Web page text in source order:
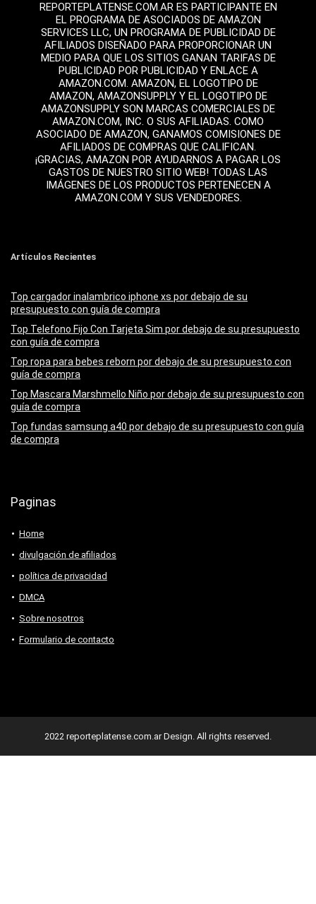
REPORTEPLATENSE.COM.AR ES PARTICIPANTE EN
EL PROGRAMA DE ASOCIADOS DE AMAZON
SERVICES LLC, UN PROGRAMA DE PUBLICIDAD DE
AFILIADOS DISEÑADO PARA PROPORCIONAR UN
MEDIO PARA QUE LOS SITIOS GANAN TARIFAS DE
PUBLICIDAD POR PUBLICIDAD Y ENLACE A
AMAZON.COM. AMAZON, EL LOGOTIPO DE
AMAZON, AMAZONSUPPLY Y EL LOGOTIPO DE
AMAZONSUPPLY SON MARCAS COMERCIALES DE
AMAZON.COM, INC. O SUS AFILIADAS. COMO
ASOCIADO DE AMAZON, GANAMOS COMISIONES DE
AFILIADOS DE COMPRAS QUE CALIFICAN.
¡GRACIAS, AMAZON POR AYUDARNOS A PAGAR LOS
GASTOS DE NUESTRO SITIO WEB! TODAS LAS
IMÁGENES DE LOS PRODUCTOS PERTENECEN A
AMAZON.COM Y SUS VENDEDORES.
Artículos Recientes
Top cargador inalambrico iphone xs por debajo de su
presupuesto con guía de compra
Top Telefono Fijo Con Tarjeta Sim por debajo de su presupuesto
con guía de compra
Top ropa para bebes reborn por debajo de su presupuesto con
guía de compra
Top Mascara Marshmello Niño por debajo de su presupuesto con
guía de compra
Top fundas samsung a40 por debajo de su presupuesto con guía
de compra
Paginas
Home
divulgación de afiliados
política de privacidad
DMCA
Sobre nosotros
Formulario de contacto
2022 reporteplatense.com.ar Design. All rights reserved.